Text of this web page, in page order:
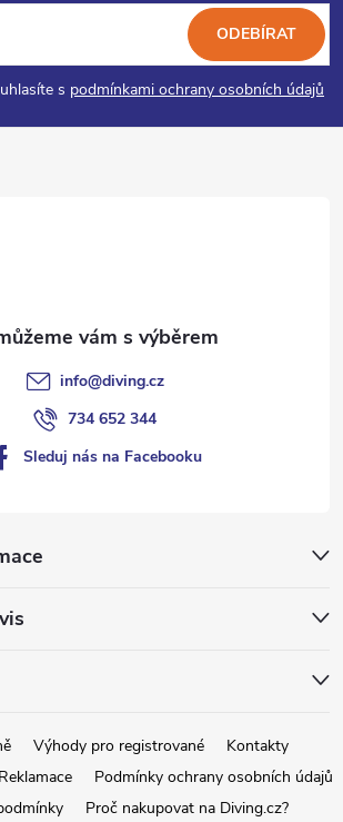
s podmínkami ochrany osobních údajů
ODEBÍRAT
info@diving.cz
734 652 344
Sleduj nás na Facebooku
Výhody pro registrované
Kontakty
Reklamace
Podmínky ochrany osobních údajů
Proč nakupovat na Diving.cz?